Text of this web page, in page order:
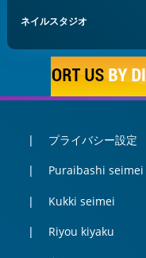
ネイルスタジオ
プライバシー設定
Puraibashi seimei
Kukki seimei
Riyou kiyaku